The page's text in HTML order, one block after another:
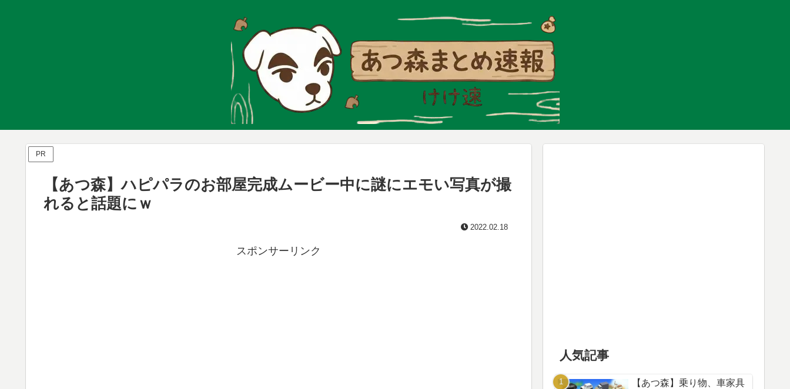
PR
【あつ森】ハピパラのお部屋完成ムービー中に謎にエモい写真が撮
れると話題にｗ
2022.02.18
スポンサーリンク
人気記事
【あつ森】乗り物、車家具